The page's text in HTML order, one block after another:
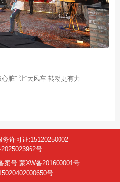
脏” 让“大风车”转动更有力
务许可证:15120250002
号
案号:蒙XW备201600001号
号